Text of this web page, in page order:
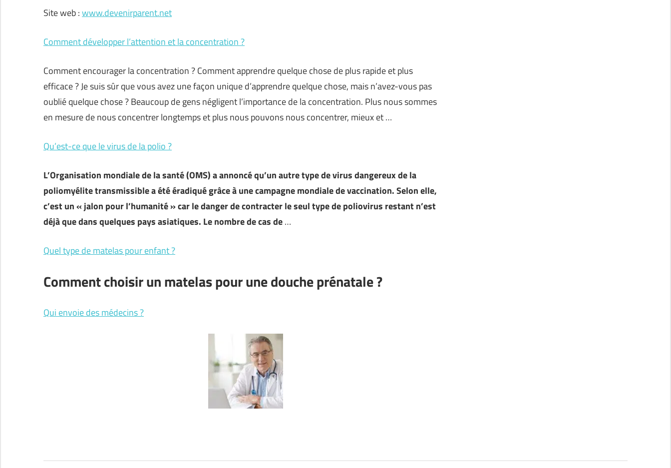
Site web :www.devenirparent.net
Comment développer l’attention et la concentration ?
Comment encourager la concentration ? Comment apprendre quelque chose de plus rapide et plus
efficace ? Je suis sûr que vous avez une façon unique d’apprendre quelque chose, mais n’avez-vous pas
oublié quelque chose ? Beaucoup de gens négligent l’importance de la concentration. Plus nous sommes
en mesure de nous concentrer longtemps et plus nous pouvons nous concentrer, mieux et …
Qu’est-ce que le virus de la polio ?
L’Organisation mondiale de la santé (OMS) a annoncé qu’un autre type de virus dangereux de la
poliomyélite transmissible a été éradiqué grâce à une campagne mondiale de vaccination. Selon elle,
c’est un « jalon pour l’humanité » car le danger de contracter le seul type de poliovirus restant n’est
déjà que dans quelques pays asiatiques. Le nombre de cas de…
Quel type de matelas pour enfant ?
Comment choisir un matelas pour une douche prénatale ?
Qui envoie des médecins ?